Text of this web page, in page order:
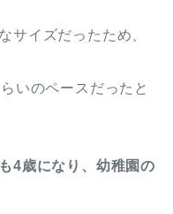
サイズだったため、
いのペースだったと
4歳になり、幼稚園の